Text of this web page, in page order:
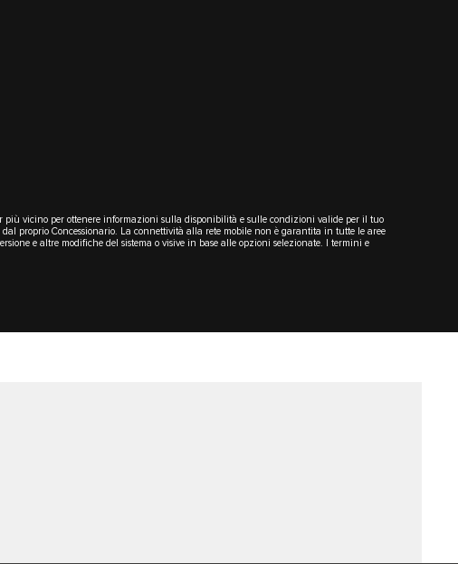
più vicino per ottenere informazioni sulla disponibilità e sulle condizioni valide per il tuo
proprio Concessionario. La connettività alla rete mobile non è garantita in tutte le aree
e altre modifiche del sistema o visive in base alle opzioni selezionate. I termini e